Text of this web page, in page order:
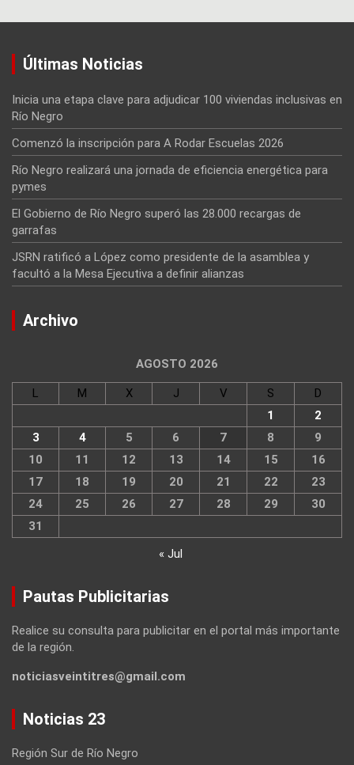
Últimas Noticias
Inicia una etapa clave para adjudicar 100 viviendas inclusivas en
Río Negro
Comenzó la inscripción para A Rodar Escuelas 2026
Río Negro realizará una jornada de eficiencia energética para
pymes
El Gobierno de Río Negro superó las 28.000 recargas de
garrafas
JSRN ratificó a López como presidente de la asamblea y
facultó a la Mesa Ejecutiva a definir alianzas
Archivo
AGOSTO 2026
L M X J V S
D
1
2
3
4 5 6 7 8
9
10
11 12 13 14 15
16
17
18 19 20 21 22
23
24
25 26 27 28 29
30
31
« Jul
Pautas Publicitarias
Realice su consulta para publicitar en el portal más importante
de la región.
noticiasveintitres@gmail.com
Noticias 23
Región Sur de Río Negro